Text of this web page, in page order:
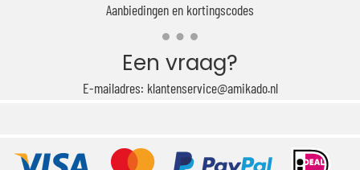
Aanbiedingen en kortingscodes
Een vraag?
E-mailadres: klantenservice@amikado.nl